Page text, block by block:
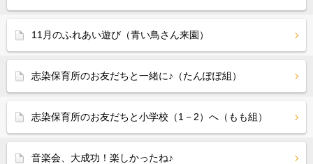
11月のふれあい遊び（青い鳥さん来園）
志染保育所のお友だちと一緒に♪（たんぽぽ組）
志染保育所のお友だちと小学校（1－2）へ（もも組）
音楽会、大成功！楽しかったね♪